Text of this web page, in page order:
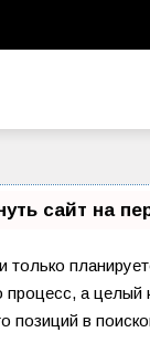
сайт на
процесс, а
позиций в